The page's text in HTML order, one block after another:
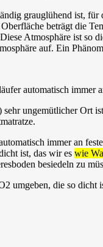
grauglühend ist,
beträgt die
Atmosphäre ist
auf. Ein
automatisch immer
ungemütlicher Ort
immer an
ist, das wir es wie
besiedeln zu
umgeben, die so